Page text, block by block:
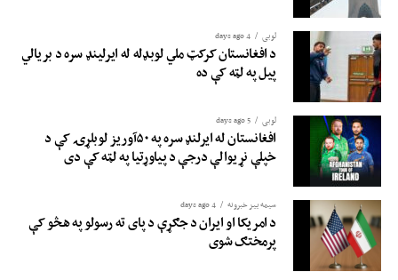
لوبی 4 days ago
د افغانستان کرکټ ملي لوبډله له ایرلینډ سره د بریالي
پیل په لټه کې ده
لوبی 5 days ago
افغانستان له ایرلنډ سره په ۵۰آوریز لوبلړۍ کې د
خپلې نړیوالې درجې د پیاوړتیا په لټه کې دی
سیمه ییز خبرونه 4 days ago
د امریکا او ایران د جګړې د پای ته رسولو په هڅو کې
پرمختګ شوی